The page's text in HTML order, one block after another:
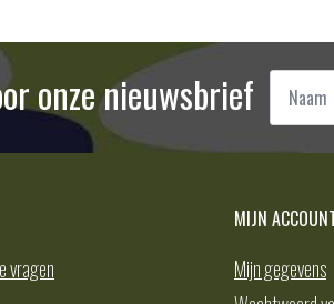
onze nieuwsbrief Naam
vragen
MIJN
Mijn gegevens